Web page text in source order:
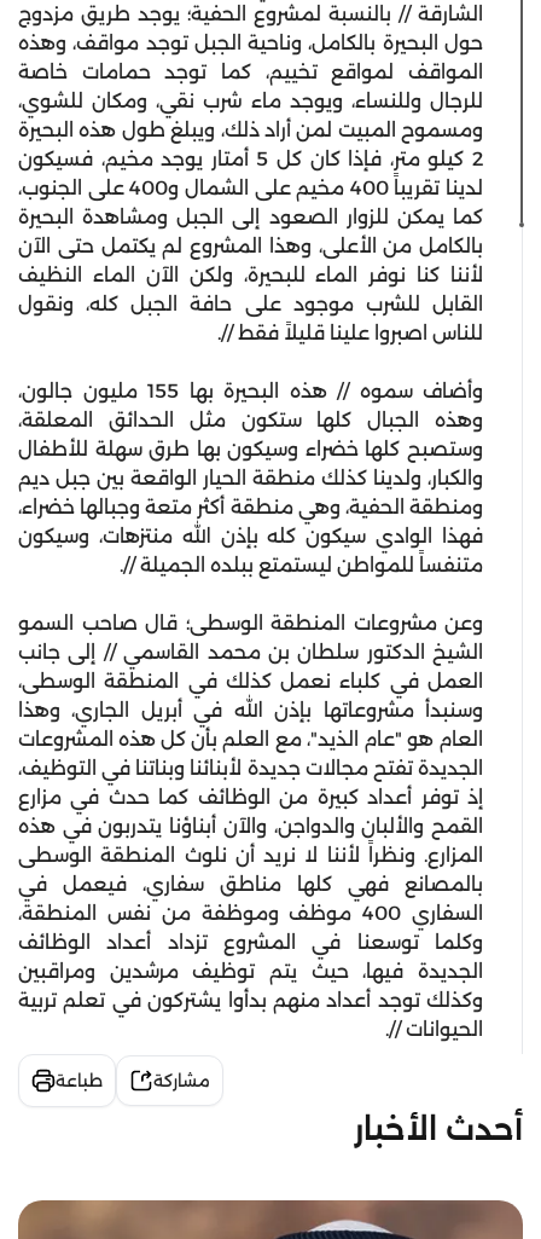
الشارقة // بالنسبة لمشروع الحفية؛ يوجد طريق مزدوج
حول البحيرة بالكامل، وناحية الجبل توجد مواقف، وهذه
المواقف لمواقع تخييم، كما توجد حمامات خاصة
للرجال وللنساء، ويوجد ماء شرب نقي، ومكان للشوي،
ومسموح المبيت لمن أراد ذلك، ويبلغ طول هذه البحيرة
2 كيلو متر، فإذا كان كل 5 أمتار يوجد مخيم، فسيكون
لدينا تقريباً 400 مخيم على الشمال و400 على الجنوب،
كما يمكن للزوار الصعود إلى الجبل ومشاهدة البحيرة
بالكامل من الأعلى، وهذا المشروع لم يكتمل حتى الآن
لأننا كنا نوفر الماء للبحيرة، ولكن الآن الماء النظيف
القابل للشرب موجود على حافة الجبل كله، ونقول
للناس اصبروا علينا قليلاً فقط //.
وأضاف سموه // هذه البحيرة بها 155 مليون جالون،
وهذه الجبال كلها ستكون مثل الحدائق المعلقة،
وستصبح كلها خضراء وسيكون بها طرق سهلة للأطفال
والكبار، ولدينا كذلك منطقة الحيار الواقعة بين جبل ديم
ومنطقة الحفية، وهي منطقة أكثر متعة وجبالها خضراء،
فهذا الوادي سيكون كله بإذن الله منتزهات، وسيكون
متنفساً للمواطن ليستمتع ببلده الجميلة //.
وعن مشروعات المنطقة الوسطى؛ قال صاحب السمو
الشيخ الدكتور سلطان بن محمد القاسمي // إلى جانب
العمل في كلباء نعمل كذلك في المنطقة الوسطى،
وسنبدأ مشروعاتها بإذن الله في أبريل الجاري، وهذا
العام هو "عام الذيد"، مع العلم بأن كل هذه المشروعات
الجديدة تفتح مجالات جديدة لأبنائنا وبناتنا في التوظيف،
إذ توفر أعداد كبيرة من الوظائف كما حدث في مزارع
القمح والألبان والدواجن، والآن أبناؤنا يتدربون في هذه
المزارع. ونظراً لأننا لا نريد أن نلوث المنطقة الوسطى
بالمصانع فهي كلها مناطق سفاري، فيعمل في
السفاري 400 موظف وموظفة من نفس المنطقة،
وكلما توسعنا في المشروع تزداد أعداد الوظائف
الجديدة فيها، حيث يتم توظيف مرشدين ومراقبين
وكذلك توجد أعداد منهم بدأوا يشتركون في تعلم تربية
الحيوانات //.
مشاركة طباعة
أحدث الأخبار